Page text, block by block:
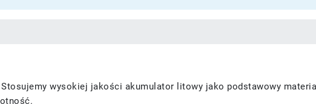
wysokiej jakości akumulator litowy jako podstawowy